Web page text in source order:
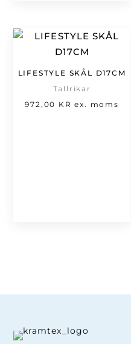
LIFESTYLE SKÅL D17CM
Tallrikar
972,00 KR ex. moms